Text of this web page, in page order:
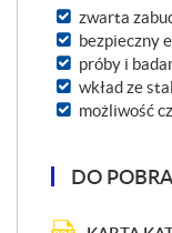
zwarta
bezpieczny
próby i
wkład ze
możliwość
DO